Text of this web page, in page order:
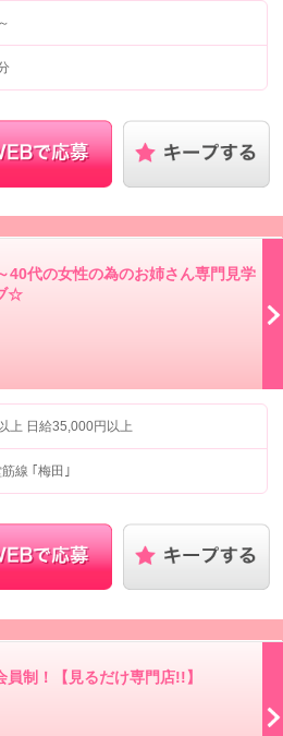
40代の女性の為のお姉さん専門見学
☆
上 日給35,000円以上
線 ｢梅田｣
員制！【見るだけ専門店!!】